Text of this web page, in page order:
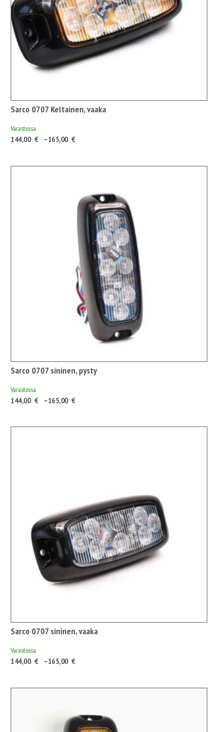
Sarco 0707 Keltainen, vaaka
Varastossa
144,00 € –165,00 €
Sarco 0707 sininen, pysty
Varastossa
144,00 € –165,00 €
Sarco 0707 sininen, vaaka
Varastossa
144,00 € –165,00 €